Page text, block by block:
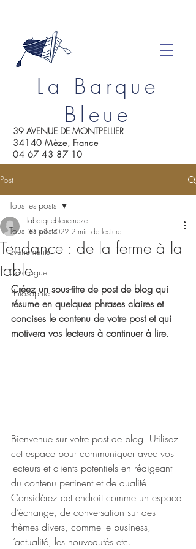
39 AVENUE DE MONTPELLIER
34140 Mèze, France
04 67 43 87 10
La Barque
Bleue
Post
Tous les posts
Événements
Catalogue
Philosophie
Tous les posts
Tendance : de la ferme à la
table
labarquebleuemeze
30 juil. 2022 2 min de lecture
Créez un sous-titre de post de blog qui
résume en quelques phrases claires et
concises le contenu de votre post et qui
motivera vos lecteurs à continuer à lire.
Bienvenue sur votre post de blog. Utilisez
cet espace pour communiquer avec vos
lecteurs et clients potentiels en rédigeant
du contenu pertinent et de qualité.
Considérez cet endroit comme un espace
d’échange, de conversation sur des
thèmes divers, comme le business,
l’actualité, les nouveautés etc.